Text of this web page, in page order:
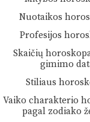
Nuotaikos
Profesijos
Skaičių
gimimo
Stiliaus
Vaiko charakterio
pagal zodiako